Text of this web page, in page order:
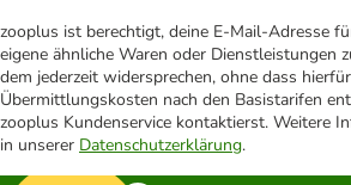
zooplus ist berechtigt, deine E-Mail-Adresse
eigene ähnliche Waren oder Dienstleistungen
dem jederzeit widersprechen, ohne dass
Übermittlungskosten nach den Basistarifen
zooplus Kundenservice kontaktierst. Weitere
in unserer Datenschutzerklärung.